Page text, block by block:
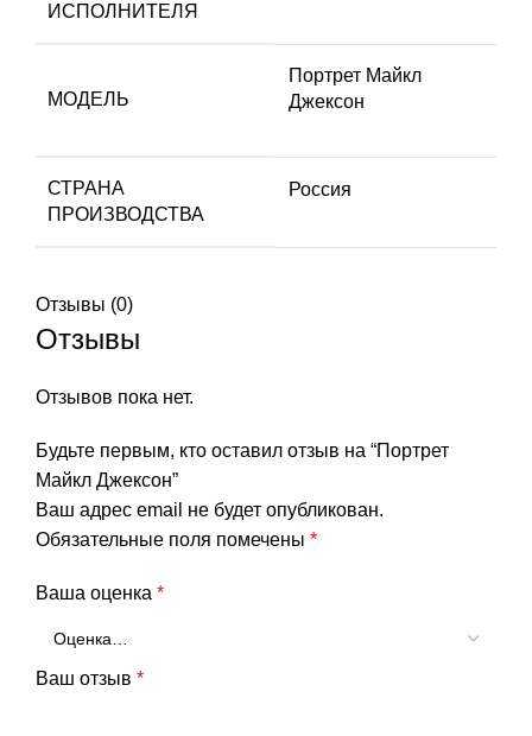
ИСПОЛНИТЕЛЯ
МОДЕЛЬ
Портрет Майкл
Джексон
СТРАНА
ПРОИЗВОДСТВА
Россия
Отзывы (0)
Отзывы
Отзывов пока нет.
Будьте первым, кто оставил отзыв на “Портрет
Майкл Джексон”
Ваш адрес email не будет опубликован.
Обязательные поля помечены *
Ваша оценка *
Ваш отзыв *